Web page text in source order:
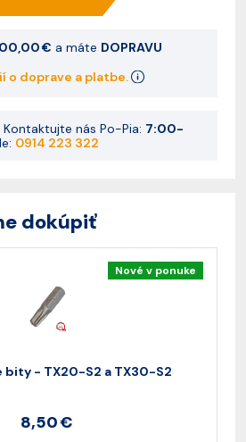
€ a máte DOPRAVU
o doprave a platbe.
nás Po-Pia: 7:00-
0914 223 322
dokúpiť
Nové v ponuke
bity - TX20-S2 a TX30-S2
8,50 €